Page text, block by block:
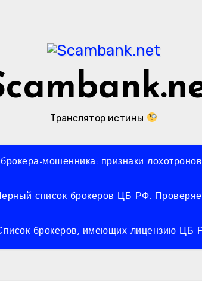
Транслятор истины
мошенника: признаки лохотронов
список брокеров ЦБ РФ.
брокеров, имеющих лицензию ЦБ